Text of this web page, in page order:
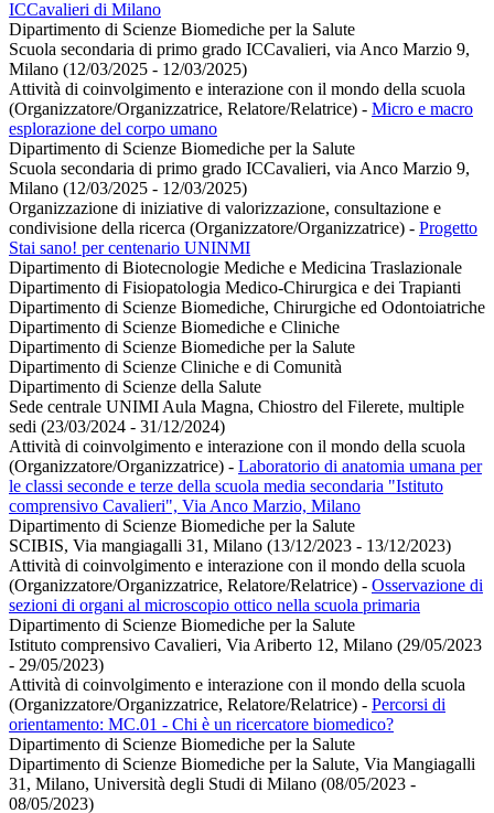
ICCavalieri di Milano
Dipartimento di Scienze Biomediche per la Salute
Scuola secondaria di primo grado ICCavalieri, via Anco Marzio 9,
Milano (12/03/2025 - 12/03/2025)
Attività di coinvolgimento e interazione con il mondo della scuola
(Organizzatore/Organizzatrice, Relatore/Relatrice) - Micro e macro
esplorazione del corpo umano
Dipartimento di Scienze Biomediche per la Salute
Scuola secondaria di primo grado ICCavalieri, via Anco Marzio 9,
Milano (12/03/2025 - 12/03/2025)
Organizzazione di iniziative di valorizzazione, consultazione e
condivisione della ricerca (Organizzatore/Organizzatrice) - Progetto
Stai sano! per centenario UNINMI
Dipartimento di Biotecnologie Mediche e Medicina Traslazionale
Dipartimento di Fisiopatologia Medico-Chirurgica e dei Trapianti
Dipartimento di Scienze Biomediche, Chirurgiche ed Odontoiatriche
Dipartimento di Scienze Biomediche e Cliniche
Dipartimento di Scienze Biomediche per la Salute
Dipartimento di Scienze Cliniche e di Comunità
Dipartimento di Scienze della Salute
Sede centrale UNIMI Aula Magna, Chiostro del Filerete, multiple
sedi (23/03/2024 - 31/12/2024)
Attività di coinvolgimento e interazione con il mondo della scuola
(Organizzatore/Organizzatrice) - Laboratorio di anatomia umana per
le classi seconde e terze della scuola media secondaria "Istituto
comprensivo Cavalieri", Via Anco Marzio, Milano
Dipartimento di Scienze Biomediche per la Salute
SCIBIS, Via mangiagalli 31, Milano (13/12/2023 - 13/12/2023)
Attività di coinvolgimento e interazione con il mondo della scuola
(Organizzatore/Organizzatrice, Relatore/Relatrice) - Osservazione di
sezioni di organi al microscopio ottico nella scuola primaria
Dipartimento di Scienze Biomediche per la Salute
Istituto comprensivo Cavalieri, Via Ariberto 12, Milano (29/05/2023
- 29/05/2023)
Attività di coinvolgimento e interazione con il mondo della scuola
(Organizzatore/Organizzatrice, Relatore/Relatrice) - Percorsi di
orientamento: MC.01 - Chi è un ricercatore biomedico?
Dipartimento di Scienze Biomediche per la Salute
Dipartimento di Scienze Biomediche per la Salute, Via Mangiagalli
31, Milano, Università degli Studi di Milano (08/05/2023 -
08/05/2023)